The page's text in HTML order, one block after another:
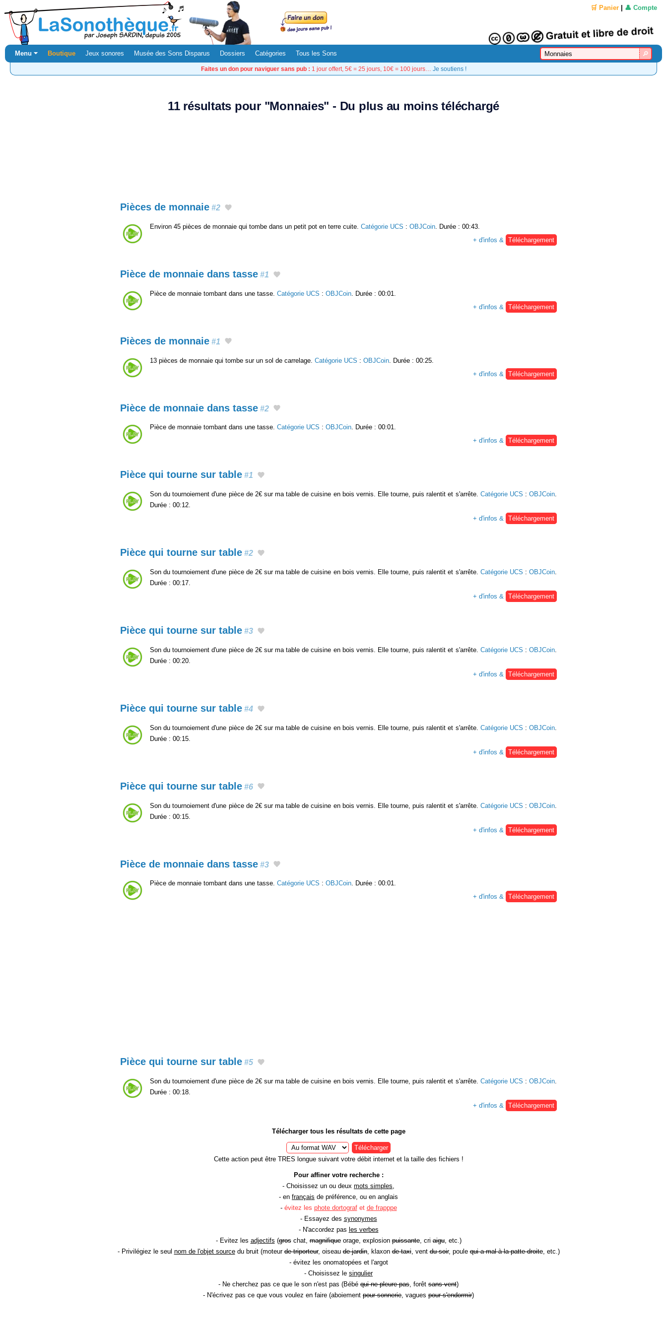
🛒 Panier 👤 Compte
Menu ⏷ Boutique Jeux sonores Musée des Sons Disparus Dossiers Catégories Tous les Sons
Faites un don pour naviguer sans pub : 1 jour offert, 5€ = 25 jours, 10€ = 100 jours… Je soutiens !
11 résultats pour "Monnaies" - Du plus au moins téléchargé
Pièces de monnaie #2
Environ 45 pièces de monnaie qui tombe dans un petit pot en terre cuite. Catégorie UCS : OBJCoin . Durée : 00:43.
+ d'infos &
Téléchargement
Pièce de monnaie dans tasse #1
Pièce de monnaie tombant dans une tasse. Catégorie UCS : OBJCoin . Durée : 00:01.
+ d'infos &
Téléchargement
Pièces de monnaie #1
13 pièces de monnaie qui tombe sur un sol de carrelage. Catégorie UCS : OBJCoin . Durée : 00:25.
+ d'infos &
Téléchargement
Pièce de monnaie dans tasse #2
Pièce de monnaie tombant dans une tasse. Catégorie UCS : OBJCoin. Durée : 00:01.
+ d'infos & Téléchargement
Pièce qui tourne sur table #1
Son du tournoiement d'une pièce de 2€ sur ma table de cuisine en bois vernis. Elle tourne, puis ralentit et s'arrête. Catégorie UCS : OBJCoin.
Durée : 00:12.
+ d'infos & Téléchargement
Pièce qui tourne sur table #2
Son du tournoiement d'une pièce de 2€ sur ma table de cuisine en bois vernis. Elle tourne, puis ralentit et s'arrête. Catégorie UCS : OBJCoin.
Durée : 00:17.
+ d'infos & Téléchargement
Pièce qui tourne sur table #3
Son du tournoiement d'une pièce de 2€ sur ma table de cuisine en bois vernis. Elle tourne, puis ralentit et s'arrête. Catégorie UCS : OBJCoin
Durée : 00:20.
+ d'infos &
Téléchargement
Pièce qui tourne sur table #4
Son du tournoiement d'une pièce de 2€ sur ma table de cuisine en bois vernis. Elle tourne, puis ralentit et s'arrête. Catégorie UCS : OBJCoin
Durée : 00:15.
+ d'infos &
Téléchargement
Pièce qui tourne sur table #6
Son du tournoiement d'une pièce de 2€ sur ma table de cuisine en bois vernis. Elle tourne, puis ralentit et s'arrête. Catégorie UCS : OBJCoin
Durée : 00:15.
+ d'infos &
Téléchargement
Pièce de monnaie dans tasse #3
Pièce de monnaie tombant dans une tasse. Catégorie UCS : OBJCoin. Durée : 00:01.
+ d'infos & Téléchargement
Pièce qui tourne sur table #5
Son du tournoiement d'une pièce de 2€ sur ma table de cuisine en bois vernis. Elle tourne, puis ralentit et s'arrête. Catégorie UCS : OBJCoin.
Durée : 00:18.
+ d'infos & Téléchargement
Télécharger tous les résultats de cette page
Télécharger
Cette action peut être TRES longue suivant votre débit internet et la taille des fichiers !
Pour affiner votre recherche :
- Choisissez un ou deux mots simples,
- en français de préférence, ou en anglais
- évitez les phote dortografet de frapppe
- Essayez des synonymes
- N'accordez pas les verbes
- Evitez les adjectifs (groschat,magnifiqueorage, explosionpuissante, criaigu, etc.)
- Privilégiez le seul nom de l'objet sourcedu bruit (moteurde triporteur, oiseaude jardin, klaxonde taxi, ventdu soir, poulequi a mal à la patte droite, etc.)
- évitez les onomatopées et l'argot
- Choisissez le singulier
- Ne cherchez pas ce que le son n'est pas (Bébé qui ne pleure pas, forêt sans vent)
- N'écrivez pas ce que vous voulez en faire (aboiement pour sonnerie, vagues pour s'endormir)